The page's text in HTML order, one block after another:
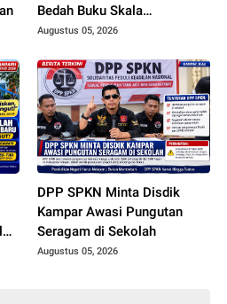
Bedah Buku Skala
International dari 70 Ribu
Dunia
Augustus 05, 2026
DPP SPKN Minta Disdik
Kampar Awasi Pungutan
Seragam di Sekolah
Augustus 05, 2026